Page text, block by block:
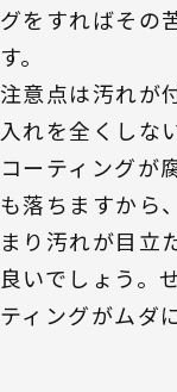
グをすればその
す。
注意点は汚れが
入れを全くしな
コーティングが
も落ちますから
まり汚れが目立
良いでしょう。
ティングがムダ